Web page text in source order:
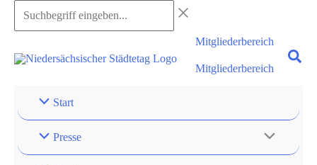
Inhalt
springen
Suchbegriff
eingeben...
Mitgliederbereich
Mitgliederbereich
Start
Presse